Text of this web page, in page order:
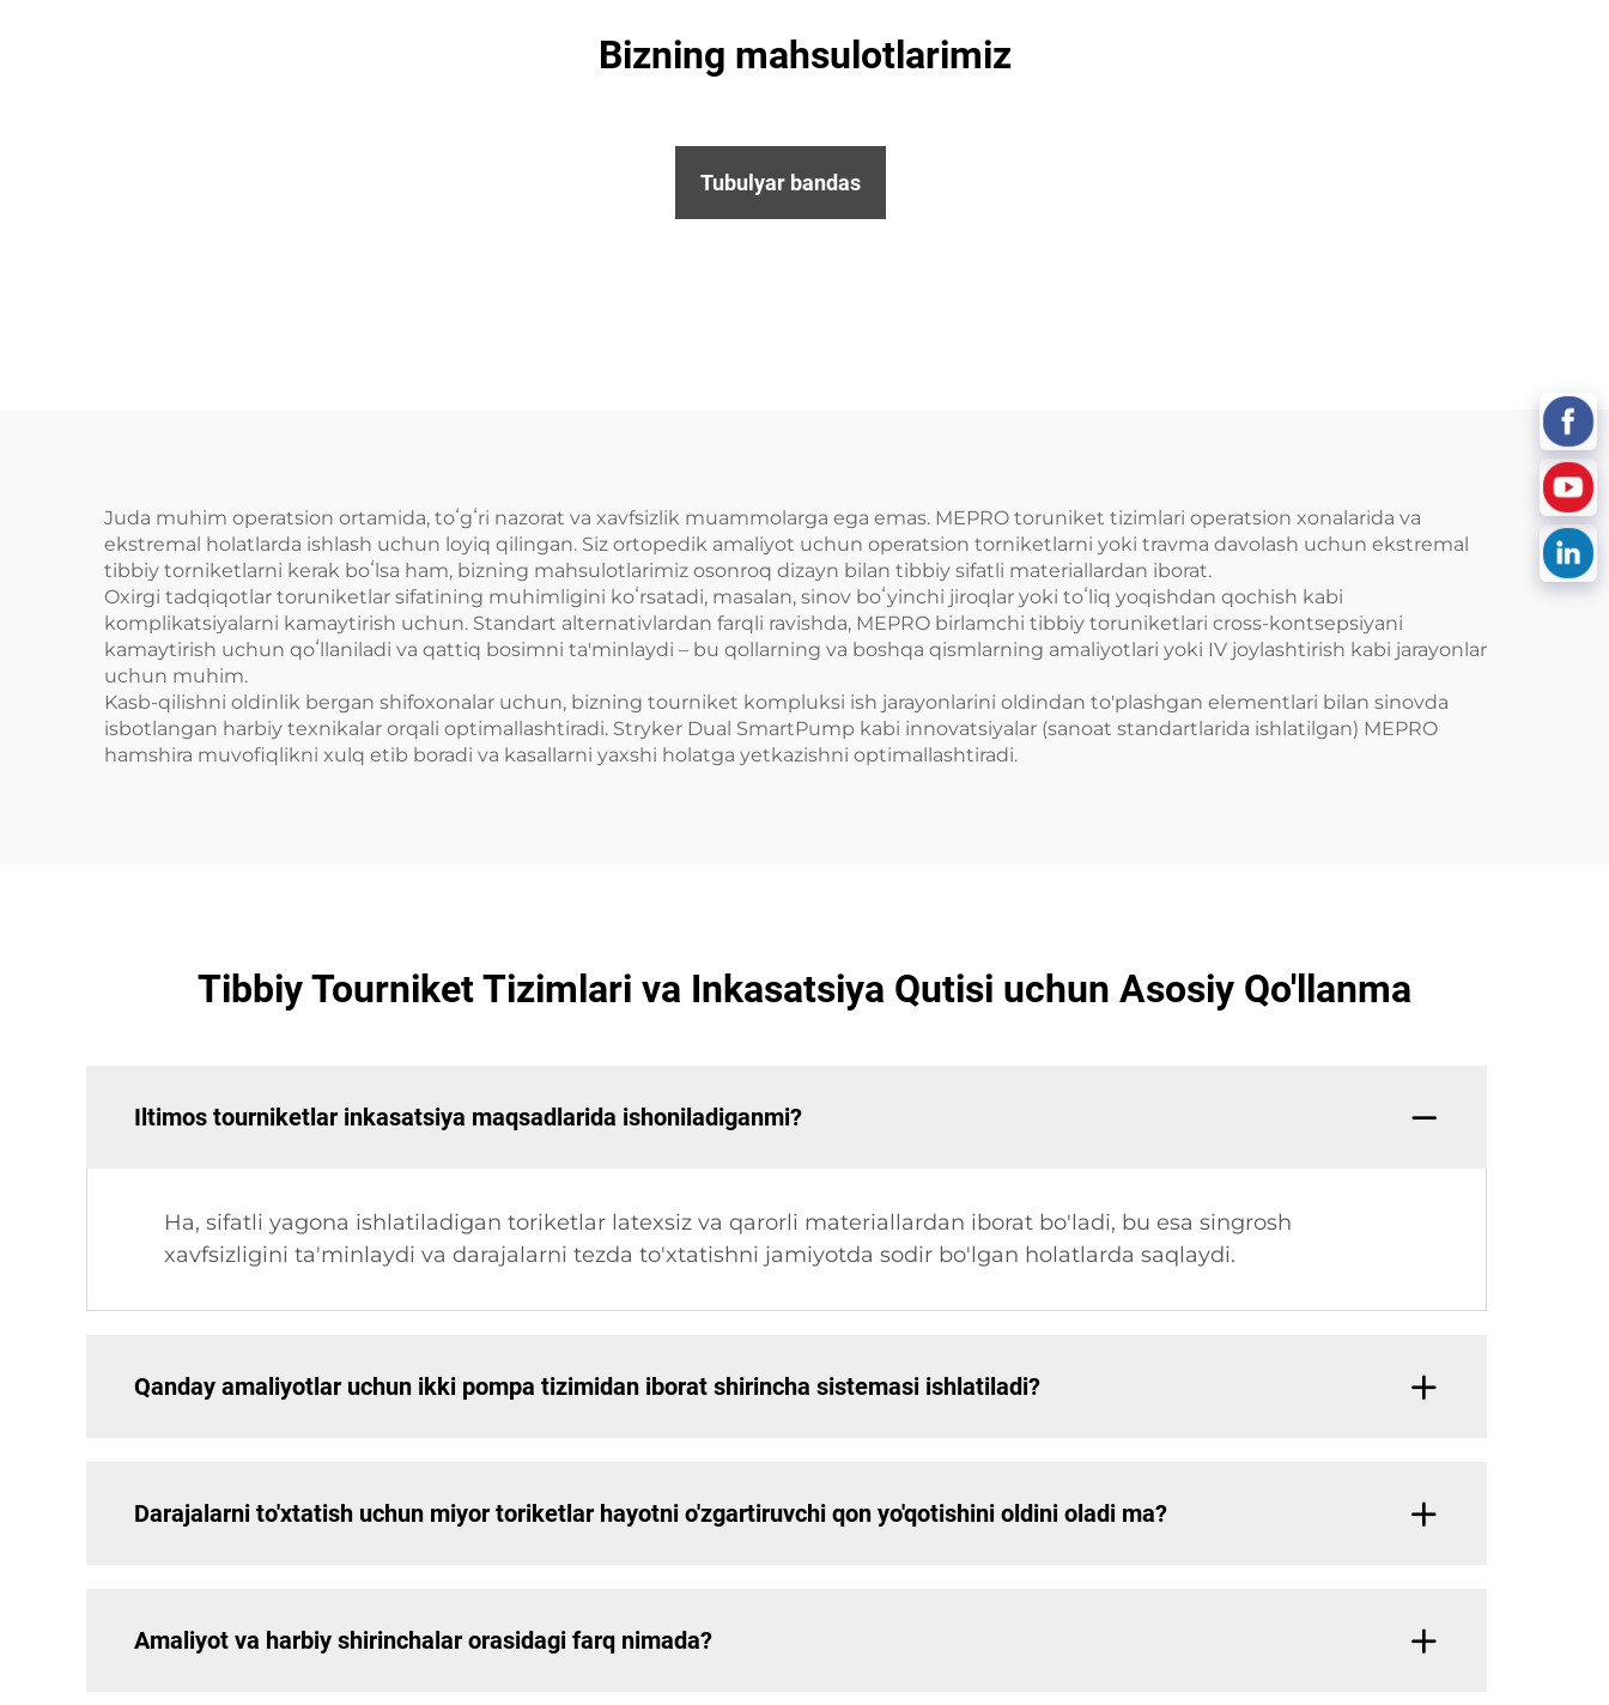
Bizning mahsulotlarimiz
Tubulyar bandas
Juda muhim operatsion ortamida, toʻgʻri nazorat va xavfsizlik muammolarga ega emas. MEPRO toruniket tizimlari operatsion xonalarida va
ekstremal holatlarda ishlash uchun loyiq qilingan. Siz ortopedik amaliyot uchun operatsion torniketlarni yoki travma davolash uchun ekstremal
tibbiy torniketlarni kerak boʻlsa ham, bizning mahsulotlarimiz osonroq dizayn bilan tibbiy sifatli materiallardan iborat.
Oxirgi tadqiqotlar toruniketlar sifatining muhimligini koʻrsatadi, masalan, sinov boʻyinchi jiroqlar yoki toʻliq yoqishdan qochish kabi
komplikatsiyalarni kamaytirish uchun. Standart alternativlardan farqli ravishda, MEPRO birlamchi tibbiy toruniketlari cross-kontsepsiyani
kamaytirish uchun qoʻllaniladi va qattiq bosimni ta'minlaydi – bu qollarning va boshqa qismlarning amaliyotlari yoki IV joylashtirish kabi jarayonlar
uchun muhim.
Kasb-qilishni oldinlik bergan shifoxonalar uchun, bizning tourniket kompluksi ish jarayonlarini oldindan to'plashgan elementlari bilan sinovda
isbotlangan harbiy texnikalar orqali optimallashtiradi. Stryker Dual SmartPump kabi innovatsiyalar (sanoat standartlarida ishlatilgan) MEPRO
hamshira muvofiqlikni xulq etib boradi va kasallarni yaxshi holatga yetkazishni optimallashtiradi.
Tibbiy Tourniket Tizimlari va Inkasatsiya Qutisi uchun Asosiy Qo'llanma
Iltimos tourniketlar inkasatsiya maqsadlarida ishoniladiganmi?
Ha, sifatli yagona ishlatiladigan toriketlar latexsiz va qarorli materiallardan iborat bo'ladi, bu esa singrosh
xavfsizligini ta'minlaydi va darajalarni tezda to'xtatishni jamiyotda sodir bo'lgan holatlarda saqlaydi.
Qanday amaliyotlar uchun ikki pompa tizimidan iborat shirincha sistemasi ishlatiladi?
Darajalarni to'xtatish uchun miyor toriketlar hayotni o'zgartiruvchi qon yo'qotishini oldini oladi ma?
Amaliyot va harbiy shirinchalar orasidagi farq nimada?